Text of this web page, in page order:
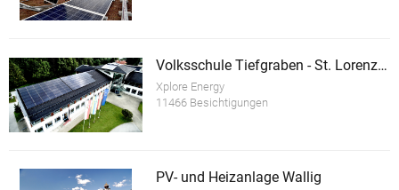
Volksschule Tiefgraben - St. Lorenz (TILO)
Xplore Energy
11466 Besichtigungen
PV- und Heizanlage Wallig